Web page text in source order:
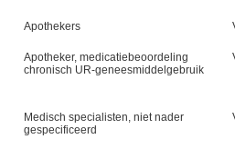
Apothekers
Apotheker, medicatiebeoordeling
chronisch UR-geneesmiddelgebruik
Medisch specialisten, niet nader
gespecificeerd